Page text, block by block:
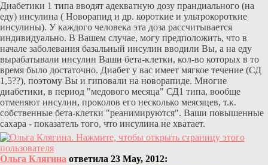
Диабетики 1 типа вводят адекватную дозу прандиального (на
еду) инсулина ( Новорапид и др. короткие и ультрокороткие
инсулины). У каждого человека эта доза рассчитывается
индивидуально. В Вашем случае, могу предположить, что в
начале заболевания базальный инсулин вводили Вы, а на еду
вырабатывали инсулин Ваши бета-клетки, кол-во которых в то
время было достаточно. Диабет у вас имеет мягкое течение (СД
1,5??), поэтому Вы и гиповали на новорапиде. Многие
диабетики, в период "медового месяца" СД1 типа, вообще
отменяют инсулин, проколов его несколько меясяцев, т.к.
собственные бета-клетки "реанимируются". Ваши повышенные
сахара - показатель того, что инсулина не хватает.
Ольга Клягина ответила 23 May, 2012: